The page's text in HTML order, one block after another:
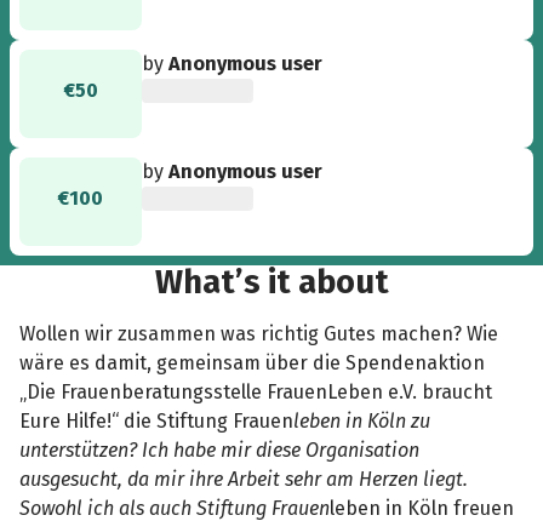
€50
byAnonymous user
€100
byAnonymous user
What’s it about
Wollen wir zusammen was richtig Gutes machen? Wie
wäre es damit, gemeinsam über die Spendenaktion
„Die Frauenberatungsstelle FrauenLeben e.V. braucht
Eure Hilfe!“ die Stiftung Frauenleben in Köln zu
unterstützen? Ich habe mir diese Organisation
ausgesucht, da mir ihre Arbeit sehr am Herzen liegt.
Sowohl ich als auch Stiftung Frauenleben in Köln freuen